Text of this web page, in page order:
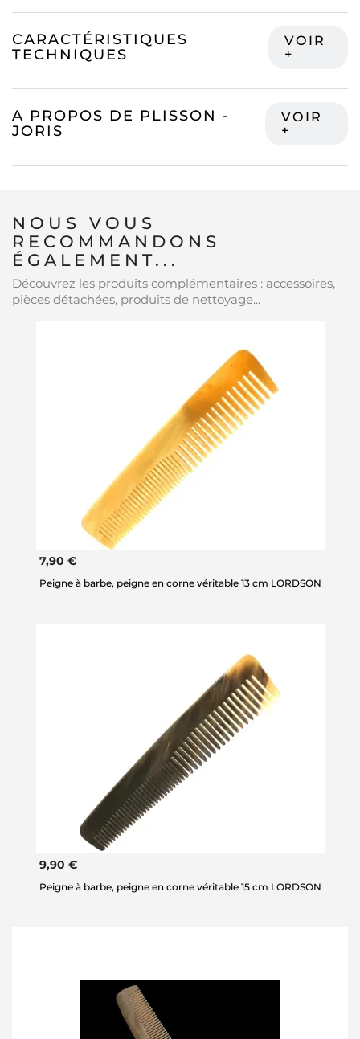
CARACTÉRISTIQUES
TECHNIQUES
A PROPOS DE PLISSON -
JORIS
NOUS VOUS
RECOMMANDONS
ÉGALEMENT...
Découvrez les produits complémentaires : accessoires,
pièces détachées, produits de nettoyage...
7,90 €
Peigne à barbe, peigne en corne véritable 13 cm LORDSON
9,90 €
Peigne à barbe, peigne en corne véritable 15 cm LORDSON